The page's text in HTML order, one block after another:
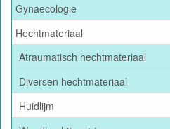
Gynaecologie
Hechtmateriaal
Atraumatisch hechtmateriaal
Diversen hechtmateriaal
Huidlijm